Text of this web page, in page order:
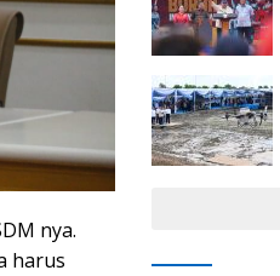
nya.
harus